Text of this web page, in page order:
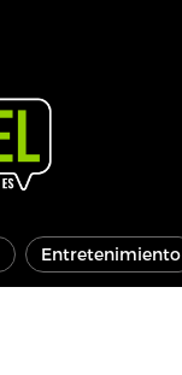
Entretenimiento